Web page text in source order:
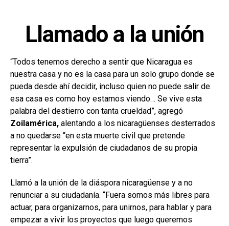
Llamado a la unión
“Todos tenemos derecho a sentir que Nicaragua es
nuestra casa y no es la casa para un solo grupo donde se
pueda desde ahí decidir, incluso quien no puede salir de
esa casa es como hoy estamos viendo… Se vive esta
palabra del destierro con tanta crueldad”, agregó
Zoilamérica, alentando a los nicaragüenses desterrados
a no quedarse “en esta muerte civil que pretende
representar la expulsión de ciudadanos de su propia
tierra”.
Llamó a la unión de la diáspora nicaragüense y a no
renunciar a su ciudadanía. “Fuera somos más libres para
actuar, para organizarnos, para unirnos, para hablar y para
empezar a vivir los proyectos que luego queremos